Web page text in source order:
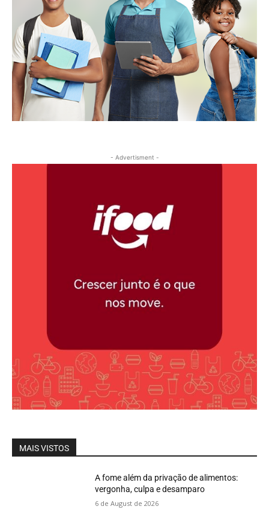
- Advertisment -
MAIS VISTOS
A fome além da privação de alimentos:
vergonha, culpa e desamparo
6 de August de 2026